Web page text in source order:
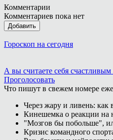
Комментарии
Комментариев пока нет
Добавить
Гороскоп на сегодня
А вы считаете себя счастливым
Проголосовать
Что пишут в свежем номере
Через жару и ливень:
Кинешемка о реакции на
"Мозгов бы побольше",
Кризис командного